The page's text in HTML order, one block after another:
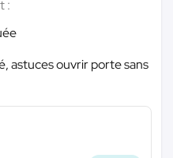
:
astuces ouvrir porte sans